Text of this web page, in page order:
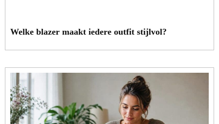
Welke blazer maakt iedere outfit stijlvol?